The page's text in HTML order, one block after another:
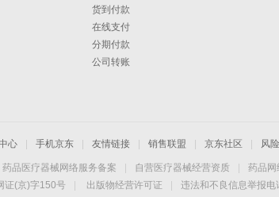
货到付款
在线支付
分期付款
公司转账
心 手机京东 友情链接 销售联盟 京东社区 风
药品医疗器械网络服务备案 自营医疗器械经营资质 药品网
证(京)字150号
出版物经营许可证 违法和不良信息举报